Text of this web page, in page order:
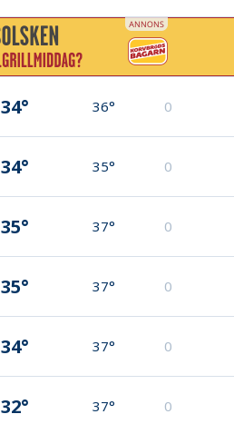
34° 36° 0
34° 35° 0
35° 37° 0
35° 37° 0
34° 37° 0
32° 37° 0